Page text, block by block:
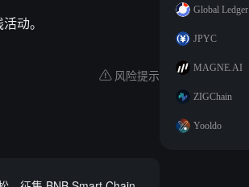
动。
风险提示
Global Ledger
JPYC
MAGNE.AI
ZIGChain
Yooldo